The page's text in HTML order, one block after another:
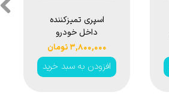
اسپری تمیزكننده
داخل خودرو
اكستریم سوناكس
مدل Sonax
Xtreme Interior
۳,۸۰۰,۰۰۰ تومان
افزودن به سبد خرید